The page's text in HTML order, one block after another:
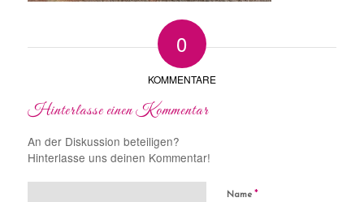
0
KOMMENTARE
Hinterlasse einen Kommentar
An der Diskussion beteiligen?
Hinterlasse uns deinen Kommentar!
Name *